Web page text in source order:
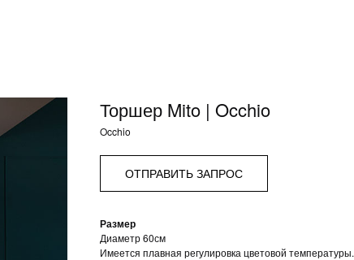
Торшер Mito | Occhio
Occhio
ОТПРАВИТЬ ЗАПРОС
Размер
Диаметр 60см
Имеется плавная регулировка цветовой температуры.